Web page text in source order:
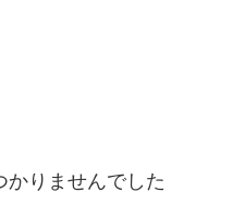
かりませんでした